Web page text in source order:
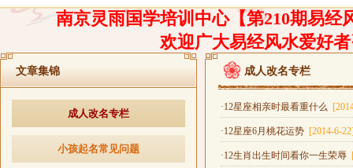
南京灵雨国学培训中心【第210期易经
欢迎广大易经风水爱好
文章集锦
成人改名专栏
小孩起名常见问题
成人改名专栏
·12星座相亲时最看重什么
·12星座6月桃花运势 [2014-6-
·12生肖出生时间看你一生荣辱